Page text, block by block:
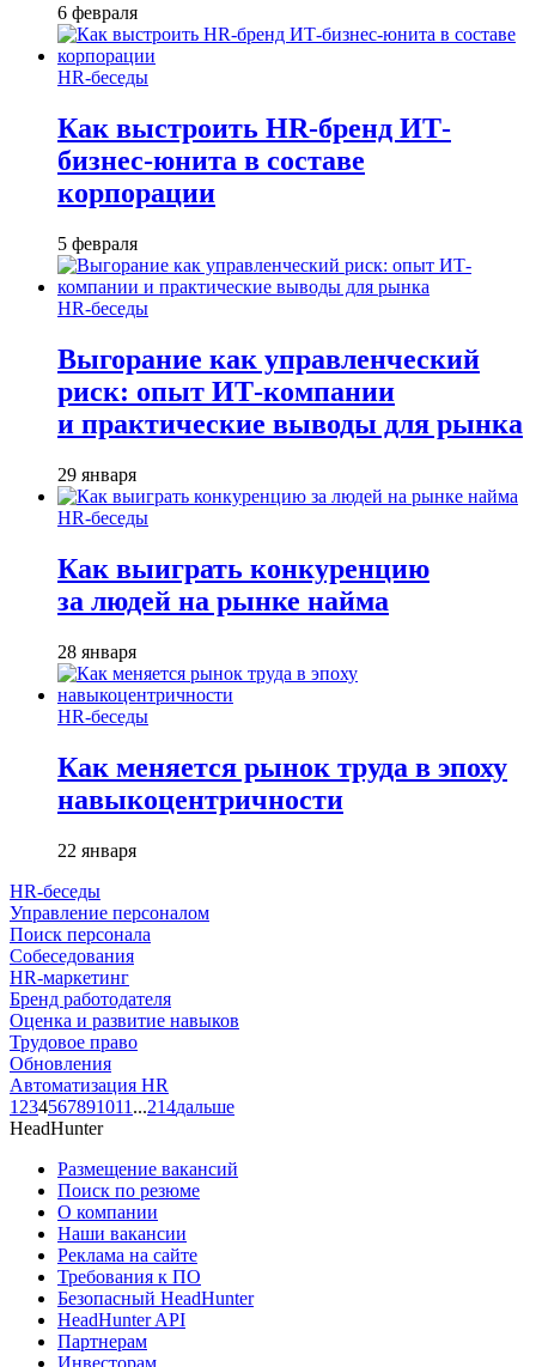
6 февраля
HR-беседы
Как выстроить HR-бренд ИТ-
бизнес-юнита в составе
корпорации
5 февраля
HR-беседы
Выгорание как управленческий
риск: опыт ИТ-компании
и практические выводы для рынка
29 января
HR-беседы
Как выиграть конкуренцию
за людей на рынке найма
28 января
HR-беседы
Как меняется рынок труда в эпоху
навыкоцентричности
22 января
HR-беседы
Управление персоналом
Поиск персонала
Собеседования
HR-маркетинг
Бренд работодателя
Оценка и развитие навыков
Трудовое право
Обновления
Автоматизация HR
1 234567891011 ...214дальше
HeadHunter
Размещение вакансий
Поиск по резюме
О компании
Наши вакансии
Реклама на сайте
Требования к ПО
Безопасный HeadHunter
HeadHunter API
Партнерам
Инвесторам